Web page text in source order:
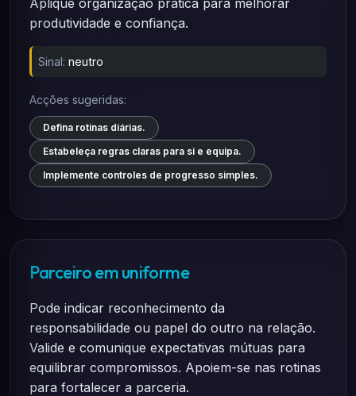
Aplique organização prática para melhorar
produtividade e confiança.
Sinal: neutro
Acções sugeridas:
Defina rotinas diárias.
Estabeleça regras claras para si e equipa.
Implemente controles de progresso simples.
Parceiro em uniforme
Pode indicar reconhecimento da
responsabilidade ou papel do outro na relação.
Valide e comunique expectativas mútuas para
equilibrar compromissos. Apoiem-se nas rotinas
para fortalecer a parceria.